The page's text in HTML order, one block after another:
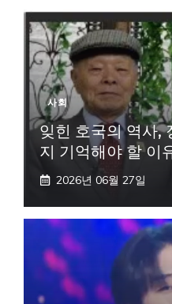
사회
잊힌 호국의 역사,
지 기억해야 할 이
2026년 06월 27일